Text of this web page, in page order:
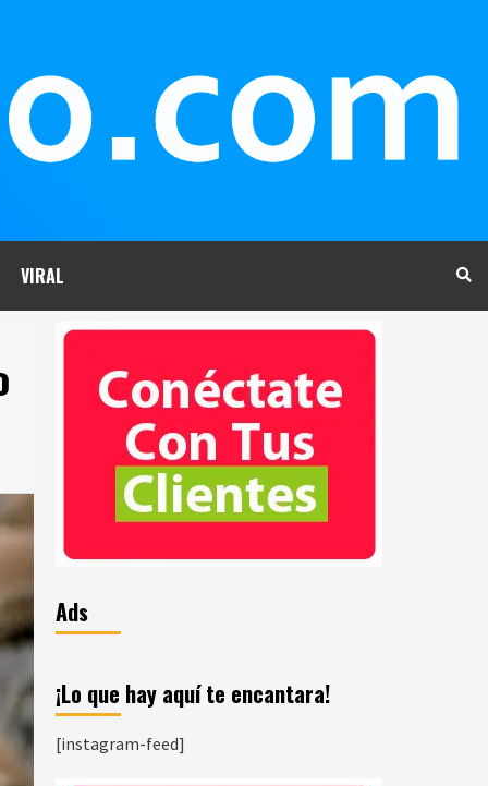
VIRAL
Ads
¡Lo que hay aquí te encantara!
[instagram-feed]